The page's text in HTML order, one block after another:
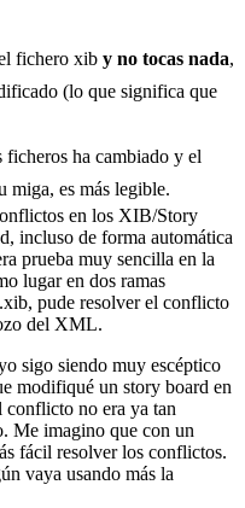
fichero xib y no tocas nada,
(lo que significa que
ha cambiado y el
miga, es más legible.
en los XIB/Story
incluso de forma automática
prueba muy sencilla en la
lugar en dos ramas
pude resolver el conflicto
del XML.
sigo siendo muy escéptico
modifiqué un story board en
conflicto no era ya tan
Me imagino que con un
fácil resolver los conflictos.
vaya usando más la